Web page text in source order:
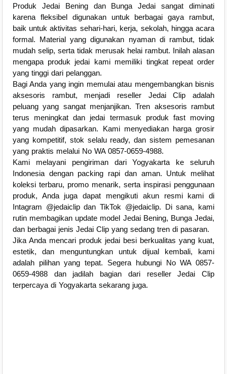
Produk Jedai Bening dan Bunga Jedai sangat diminati
karena fleksibel digunakan untuk berbagai gaya rambut,
baik untuk aktivitas sehari-hari, kerja, sekolah, hingga acara
formal. Material yang digunakan nyaman di rambut, tidak
mudah selip, serta tidak merusak helai rambut. Inilah alasan
mengapa produk jedai kami memiliki tingkat repeat order
yang tinggi dari pelanggan.
Bagi Anda yang ingin memulai atau mengembangkan bisnis
aksesoris rambut, menjadi reseller Jedai Clip adalah
peluang yang sangat menjanjikan. Tren aksesoris rambut
terus meningkat dan jedai termasuk produk fast moving
yang mudah dipasarkan. Kami menyediakan harga grosir
yang kompetitif, stok selalu ready, dan sistem pemesanan
yang praktis melalui No WA 0857-0659-4988.
Kami melayani pengiriman dari Yogyakarta ke seluruh
Indonesia dengan packing rapi dan aman. Untuk melihat
koleksi terbaru, promo menarik, serta inspirasi penggunaan
produk, Anda juga dapat mengikuti akun resmi kami di
Intagram @jedaiclip dan TikTok @jedaiclip. Di sana, kami
rutin membagikan update model Jedai Bening, Bunga Jedai,
dan berbagai jenis Jedai Clip yang sedang tren di pasaran.
Jika Anda mencari produk jedai besi berkualitas yang kuat,
estetik, dan menguntungkan untuk dijual kembali, kami
adalah pilihan yang tepat. Segera hubungi No WA 0857-
0659-4988 dan jadilah bagian dari reseller Jedai Clip
terpercaya di Yogyakarta sekarang juga.